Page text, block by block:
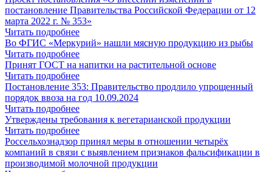
постановление Правительства Российской Федерации от 12
марта 2022 г. № 353»
Читать подробнее
Во ФГИС «Меркурий» нашли мясную продукцию из рыбы
Читать подробнее
Принят ГОСТ на напитки на растительной основе
Читать подробнее
Постановление 353: Правительство продлило упрощенный
порядок ввоза на год 10.09.2024
Читать подробнее
Утверждены требования к вегетарианской продукции
Читать подробнее
Россельхознадзор принял меры в отношении четырёх
компаний в связи с выявлением признаков фальсификации в
производимой молочной продукции